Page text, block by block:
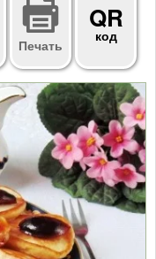
Печать
QR
код